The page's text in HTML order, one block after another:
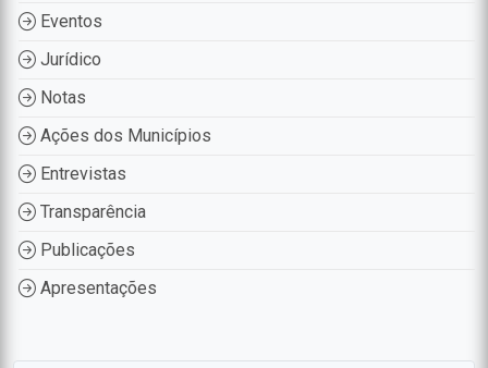
Eventos
Jurídico
Notas
Ações dos Municípios
Entrevistas
Transparência
Publicações
Apresentações